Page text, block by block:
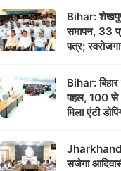
Bihar:
समापन, 33
पत्र;
Bihar:
पहल, 100 से
मिला एंटी
सजेगा